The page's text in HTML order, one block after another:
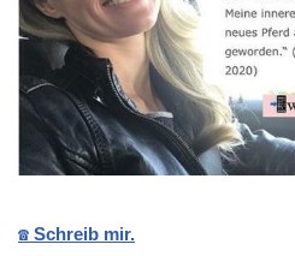
☎️ Schreib mir.